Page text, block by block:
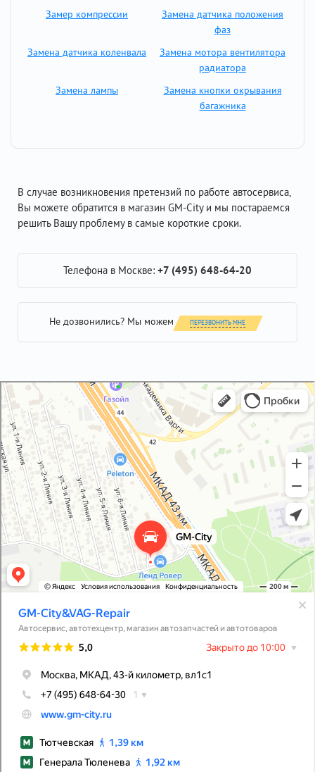
Замер компрессии
Замена датчика положения
фаз
Замена датчика коленвала
Замена мотора вентилятора
радиатора
Замена лампы
Замена кнопки окрывания
багажника
В случае возникновения претензий по работе автосервиса,
Вы можете обратится в магазин GM-City и мы постараемся
решить Вашу проблему в самые короткие сроки.
Телефона в Москве: +7 (495) 648-64-20
Не дозвонились? Мы можем ПЕРЕЗВОНИТЬ МНЕ
GM-City&VAG-Repair
Автосервис, автотехцентр в Москве
Магазин автозапчастей и автотоваров в Москве